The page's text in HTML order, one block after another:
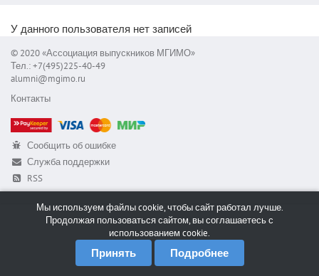
У данного пользователя нет записей
© 2020 «Ассоциация выпускников МГИМО»
Тел.: +7(495)225-40-49
alumni@mgimo.ru
Контакты
Сообщить об ошибке
Служба поддержки
RSS
Мы используем файлы cookie, чтобы сайт работал лучше.
Продолжая пользоваться сайтом, вы соглашаетесь с
использованием cookie.
Принять Подробнее